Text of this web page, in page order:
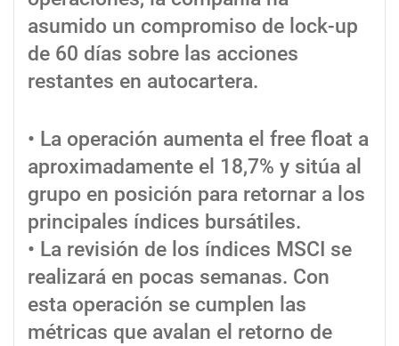
asumido un compromiso de lock-up
de 60 días sobre las acciones
restantes en autocartera.
• La operación aumenta el free float a
aproximadamente el 18,7% y sitúa al
grupo en posición para retornar a los
principales índices bursátiles.
• La revisión de los índices MSCI se
realizará en pocas semanas. Con
esta operación se cumplen las
métricas que avalan el retorno de